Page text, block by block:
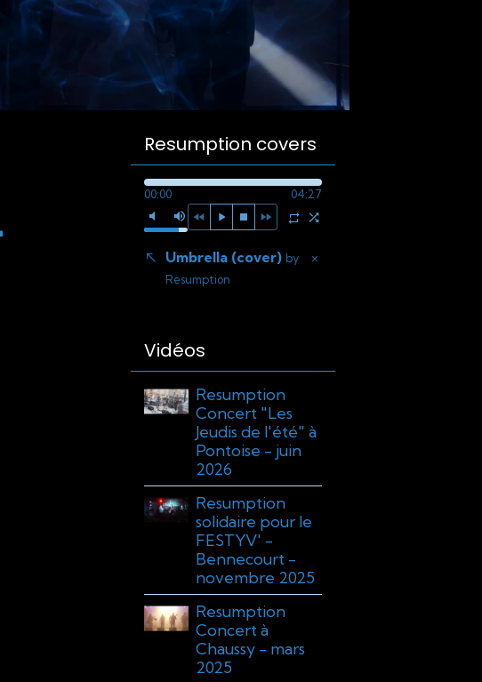
Resumption covers
00:00 04:27
×
Umbrella (cover) by
Resumption
Vidéos
Resumption
Concert "Les
Jeudis de l'été" à
Pontoise - juin
2026
Resumption
solidaire pour le
FESTYV' -
Bennecourt -
novembre 2025
Resumption
Concert à
Chaussy - mars
2025